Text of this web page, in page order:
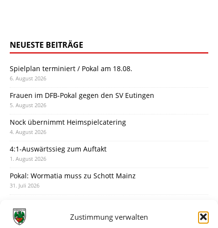
Zustimmung verwalten
NEUESTE BEITRÄGE
Spielplan terminiert / Pokal am 18.08.
6. August 2026
Frauen im DFB-Pokal gegen den SV Eutingen
5. August 2026
Nock übernimmt Heimspielcatering
4. August 2026
4:1-Auswärtssieg zum Auftakt
1. August 2026
Pokal: Wormatia muss zu Schott Mainz
31. Juli 2026
30. Juli 2026